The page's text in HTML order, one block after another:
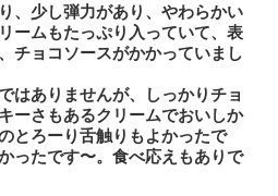
、少し弾力があり、やわらかい
ームもたっぷり入っていて、表
チョコソースがかかっていまし
はありませんが、しっかりチョ
ーさもあるクリームでおいしか
とろーり舌触りもよかったで
ったです〜。食べ応えもありで